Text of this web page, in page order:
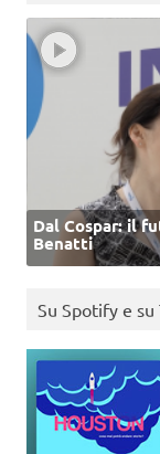
Dal Cospar: il
Benatti
Su Spotify e su